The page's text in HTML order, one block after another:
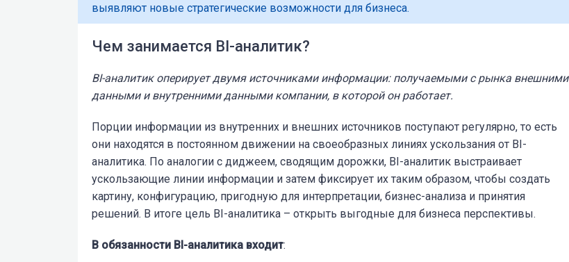
выявляют новые стратегические возможности для бизнеса.
Чем занимается BI-аналитик?
BI-аналитик оперирует двумя источниками информации: получаемыми с рынка внешними
данными и внутренними данными компании, в которой он работает.
Порции информации из внутренних и внешних источников поступают регулярно, то есть
они находятся в постоянном движении на своеобразных линиях ускользания от BI-
аналитика. По аналогии с диджеем, сводящим дорожки, BI-аналитик выстраивает
ускользающие линии информации и затем фиксирует их таким образом, чтобы создать
картину, конфигурацию, пригодную для интерпретации, бизнес-анализа и принятия
решений. В итоге цель BI-аналитика – открыть выгодные для бизнеса перспективы.
В обязанности BI-аналитика входит: